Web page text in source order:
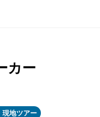
カー
現地ツアー